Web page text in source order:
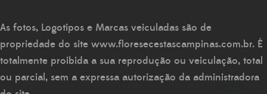
As fotos, Logotipos e Marcas veiculadas são de
propriedade do site www.floresecestascampinas.com.br. É
totalmente proibida a sua reprodução ou veiculação, total
ou parcial, sem a expressa autorização da administradora